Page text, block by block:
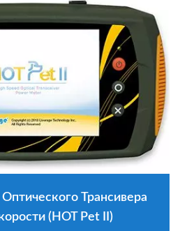
Трансивера
(HOT Pet II)